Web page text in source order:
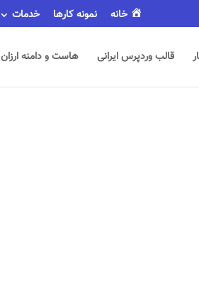
خانه نمونه کارها خدمات
قالب وردپرس ایرانی هاست و دامنه ارزان